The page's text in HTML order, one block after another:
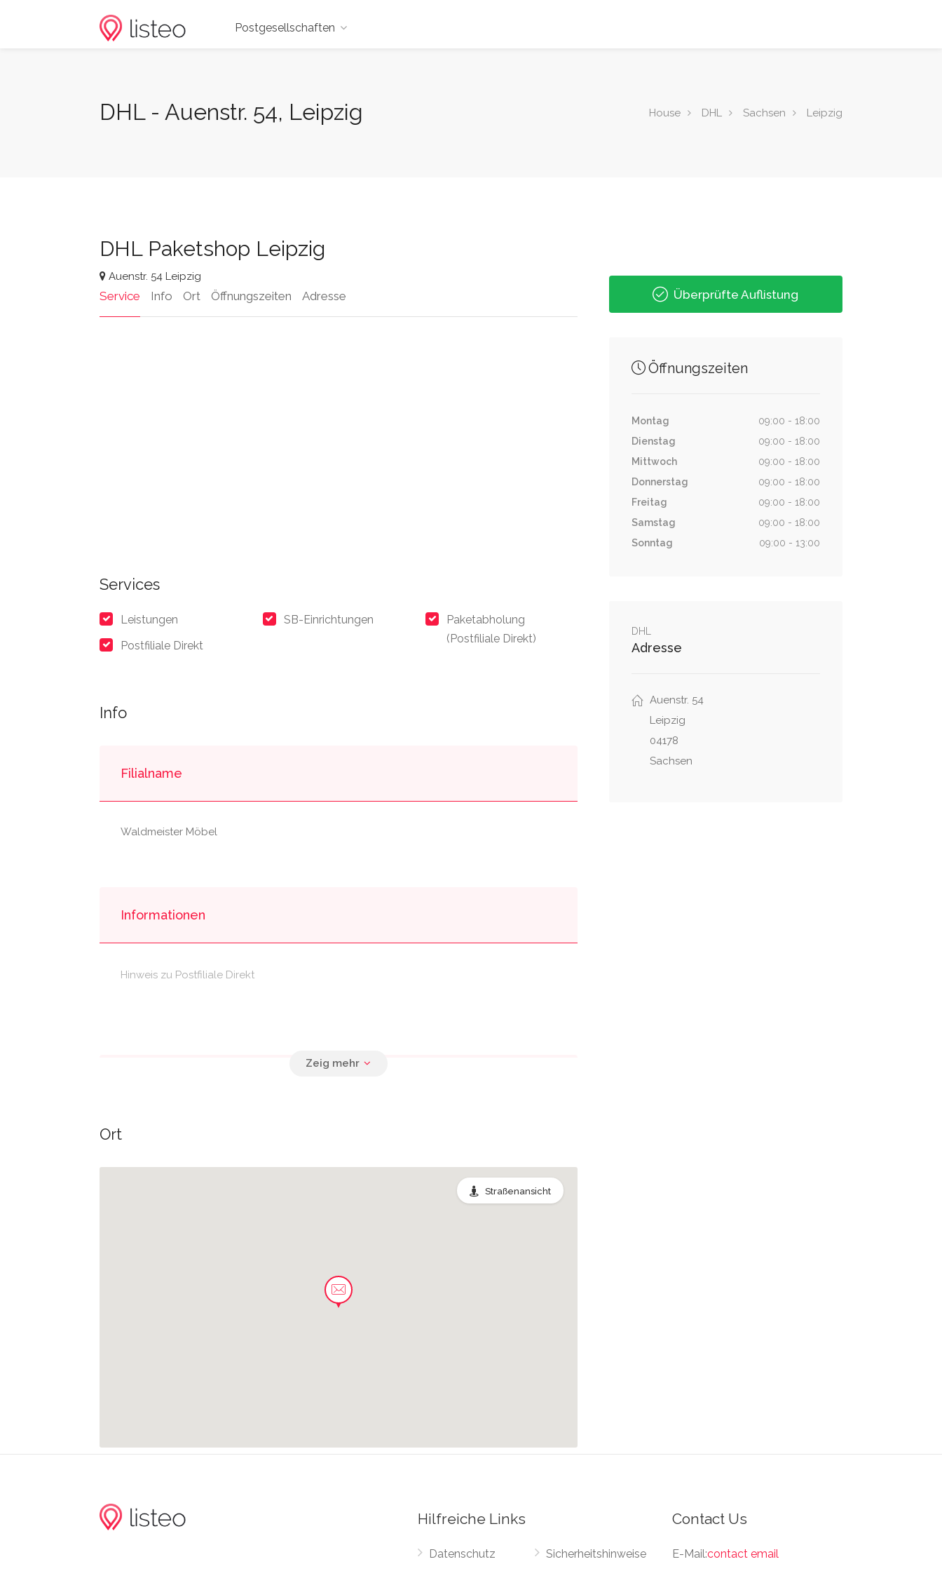
Postgesellschaften
DHL - Auenstr. 54, Leipzig House DHL Sachsen Leipzig
DHL Paketshop Leipzig
Auenstr. 54 Leipzig
Service Info Ort Öffnungszeiten Adresse
Services
Leistungen
Postfiliale Direkt
SB-Einrichtungen
Paketabholung
(Postfiliale Direkt)
Info
Filialname
Waldmeister Möbel
Informationen
Hinweis zu Postfiliale Direkt
Ludwig-Jahn-Straße 0.03 km
Böhlitz-Ehrenberg, Heinrich-Heine-Straße
Ort
Straßenansicht
Überprüfte Auflistung
Öffnungszeiten
Montag
09:00 - 18:00
Dienstag
09:00 - 18:00
Mittwoch
09:00 - 18:00
Donnerstag
09:00 - 18:00
Freitag
09:00 - 18:00
Samstag
09:00 - 18:00
Sonntag
09:00 - 13:00
DHL
Adresse
Auenstr. 54
Leipzig
04178
Sachsen
Hilfreiche Links
Datenschutz Sicherheitshinweise
Contact Us
E-Mail:contact email